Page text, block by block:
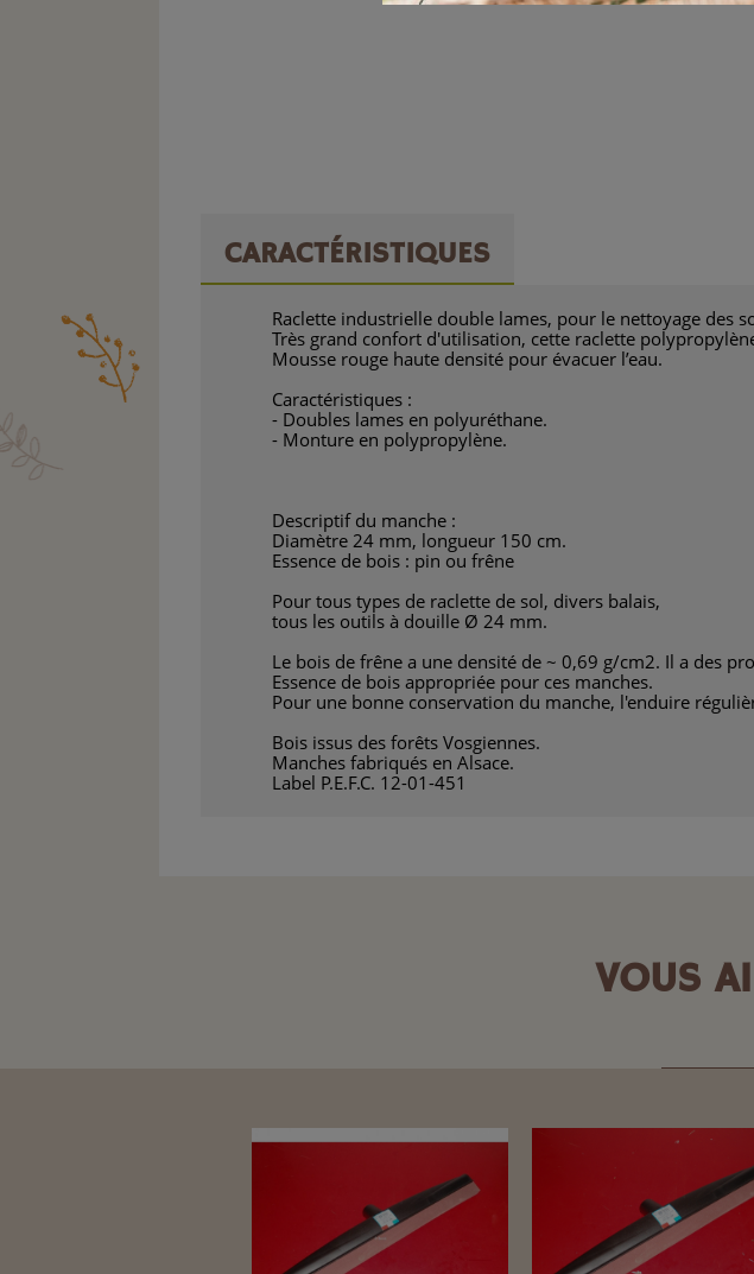
CARACTÉRISTIQUES
Raclette industrielle double lames, pour le nettoyage des
Très grand confort d'utilisation, cette raclette
Mousse rouge haute densité pour évacuer l’eau.
Caractéristiques :
- Doubles lames en polyuréthane.
- Monture en polypropylène.
Descriptif du manche :
Diamètre 24 mm, longueur 150 cm.
Essence de bois : pin ou frêne
Pour tous types de raclette de sol, divers balais,
tous les outils à douille Ø 24 mm.
Le bois de frêne a une densité de ~ 0,69 g/cm2. Il a des
Essence de bois appropriée pour ces manches.
Pour une bonne conservation du manche, l'enduire
Bois issus des forêts Vosgiennes.
Manches fabriqués en Alsace.
Label P.E.F.C. 12-01-451
VOUS